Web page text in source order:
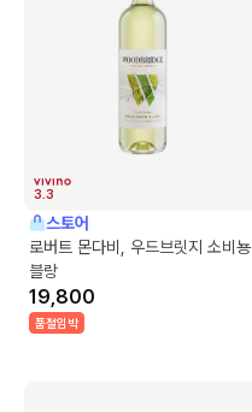
3.3
스토어
로버트 몬다비, 우드브릿지 소비뇽
블랑
19,800
품절임박